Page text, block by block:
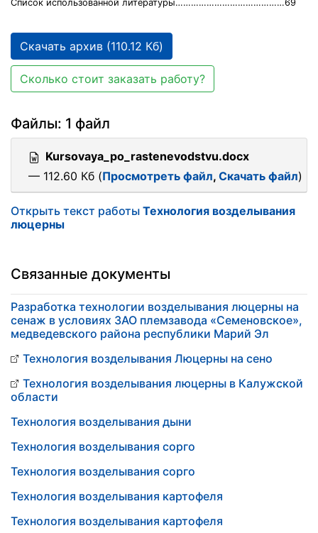
Список использованной литературы……………………………………69
Скачать архив (110.12 Кб)
Сколько стоит заказать работу?
Файлы: 1 файл
Kursovaya_po_rastenevodstvu.docx
— 112.60 Кб (Просмотреть файл, Скачать файл)
Открыть текст работы Технология возделывания
люцерны
Связанные документы
Разработка технологии возделывания люцерны на
сенаж в условиях ЗАО племзавода «Семеновское»,
медведевского района республики Марий Эл
Технология возделывания Люцерны на сено
Технология возделывания люцерны в Калужской
области
Технология возделывания дыни
Технология возделывания сорго
Технология возделывания сорго
Технология возделывания картофеля
Технология возделывания картофеля